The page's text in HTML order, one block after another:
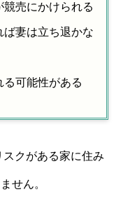
売にかけられる
ば妻は立ち退かな
可能性がある
クがある家に住み
せん。